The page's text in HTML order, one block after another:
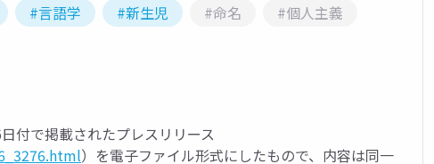
#言語学 #新生児 #命名
#個人主義
付で掲載されたプレスリリース
）を電子ファイル形式にしたもので、内容は同一